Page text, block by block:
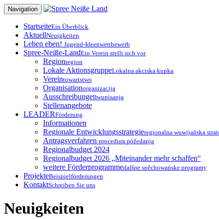
Zum
Inhalt
springen
Navigation
StartseiteEin Überblick
AktuellNeuigkeiten
Leben eben! Jugend-Ideenwettbewerb
Spree-Neiße-LandEin Verein stellt sich vor
Regionregion
Lokale AktionsgruppeLokalna akciska kupka
Vereintowaristwo
Organisationorganizacija
Ausschreibungenwupisanja
Stellenangebote
LEADERFörderung
Informationen
Regionale Entwicklungsstrategieregionalna wuwijańska
Antragsverfahren procedura póžedanja
Regionalbudget 2024
Regionalbudget 2026 „Miteinander mehr schaffen“
weitere Förderprogrammedalšne spěchowańske programy
ProjekteBeispielförderungen
KontaktSchreiben Sie uns
Neuigkeiten